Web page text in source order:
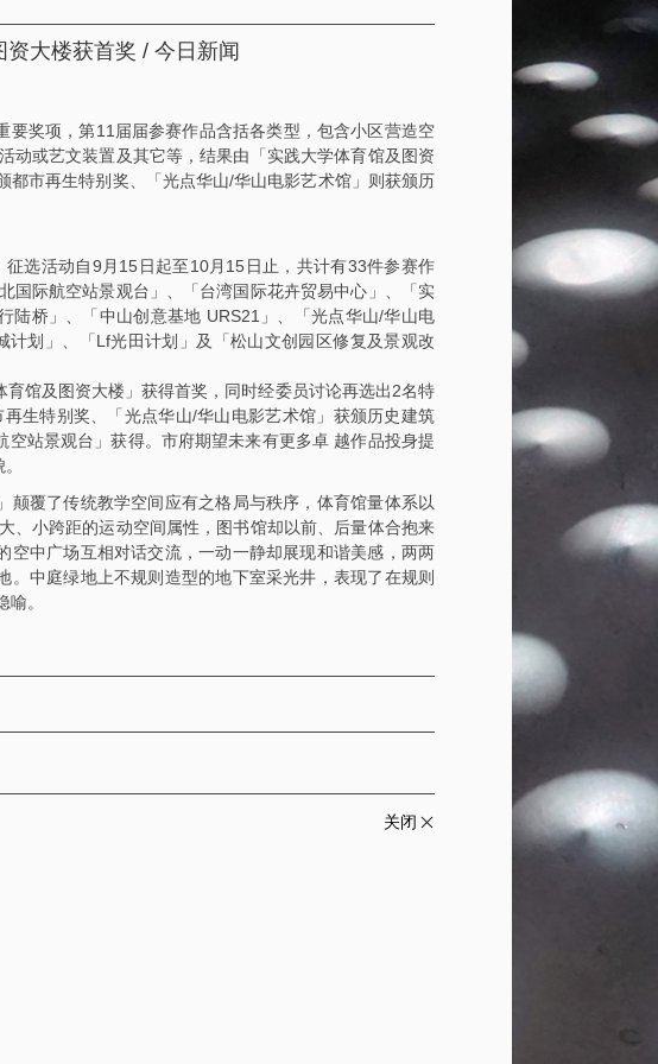
大楼获首奖 / 今日新闻
奖项，第11届届参赛作品含括各类型，包含小区营造空
动或艺文装置及其它等，结果由「实践大学体育馆及图资
都市再生特别奖、「光点华山/华山电影艺术馆」则获颁历
征选活动自9月15日起至10月15日止，共计有33件参赛作
国际航空站景观台」、「台湾国际花卉贸易中心」、「实
陆桥」、「中山创意基地 URS21」、「光点华山/华山电
划」、「Lf光田计划」及「松山文创园区修复及景观改
馆及图资大楼」获得首奖，同时经委员讨论再选出2名特
生特别奖、「光点华山/华山电影艺术馆」获颁历史建筑
站景观台」获得。市府期望未来有更多卓 越作品投身提
覆了传统教学空间应有之格局与秩序，体育馆量体系以
、小跨距的运动空间属性，图书馆却以前、后量体合抱来
空中广场互相对话交流，一动一静却展现和谐美感，两两
中庭绿地上不规则造型的地下室采光井，表现了在规则
。
关闭